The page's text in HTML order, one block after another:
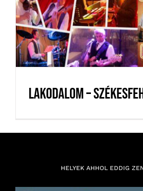
Lakodalom –
Lakodalom –
HELYEK AHHOL EDDIG